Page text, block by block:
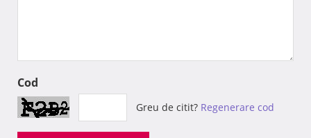
Cod
Greu de citit? Regenerare cod